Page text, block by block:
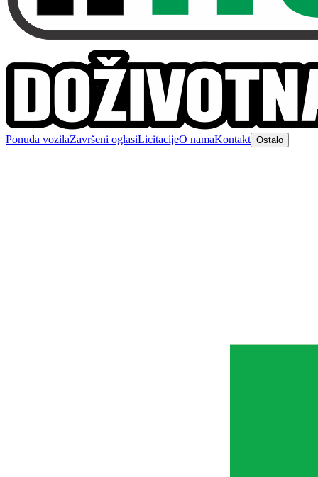
Ponuda vozilaZavršeni oglasiLicitacijeO namaKontakt Ostalo